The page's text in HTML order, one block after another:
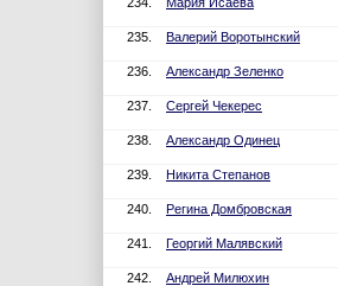
235. Валерий Воротынский
236. Александр Зеленко
237. Сергей Чекерес
238. Александр Одинец
239. Никита Степанов
240. Регина Домбровская
241. Георгий Малявский
242. Андрей Милюхин